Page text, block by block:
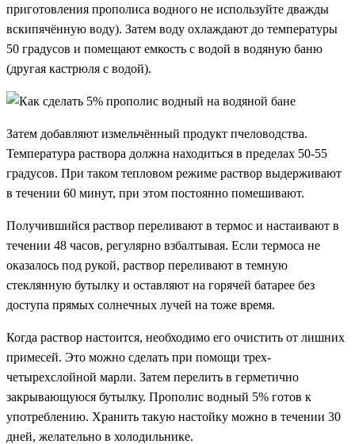
приготовления прополиса водного не используйте дважды
вскипячённую воду). Затем воду охлаждают до температуры
50 градусов и помещают емкость с водой в водяную баню
(другая кастрюля с водой).
Затем добавляют измельчённый продукт пчеловодства.
Температура раствора должна находиться в пределах 50-55
градусов. При таком тепловом режиме раствор выдерживают
в течении 60 минут, при этом постоянно помешивают.
Получившийся раствор переливают в термос и настаивают в
течении 48 часов, регулярно взбалтывая. Если термоса не
оказалось под рукой, раствор переливают в темную
стеклянную бутылку и оставляют на горячей батарее без
доступа прямых солнечных лучей на тоже время.
Когда раствор настоится, необходимо его очистить от лишних
примесей. Это можно сделать при помощи трех-
четырехслойной марли. Затем перелить в герметично
закрывающуюся бутылку. Прополис водный 5% готов к
употреблению. Хранить такую настойку можно в течении 30
дней, желательно в холодильнике.